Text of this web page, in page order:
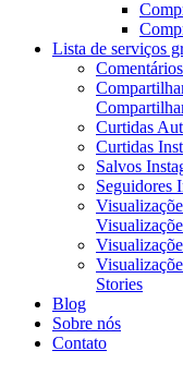
Lista de serviços
Curtidas
Curtidas
Salvos
Seguidores
Stories
Blog
Sobre nós
Contato